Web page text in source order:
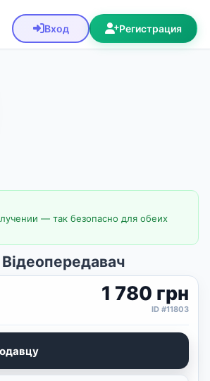
Вход Регистрация
1 780 грн
ID #11803
— так безопасно для обеих